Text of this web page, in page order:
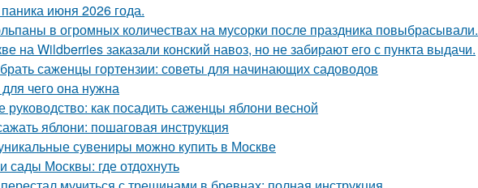
июня 2026 года.
в огромных количествах на мусорки после праздника повыбрасывали.
на Wildberries заказали конский навоз, но не забирают его с пункта выдачи.
саженцы гортензии: советы для начинающих садоводов
чего она нужна
руководство: как посадить саженцы яблони весной
яблони: пошаговая инструкция
сувениры можно купить в Москве
сады Москвы: где отдохнуть